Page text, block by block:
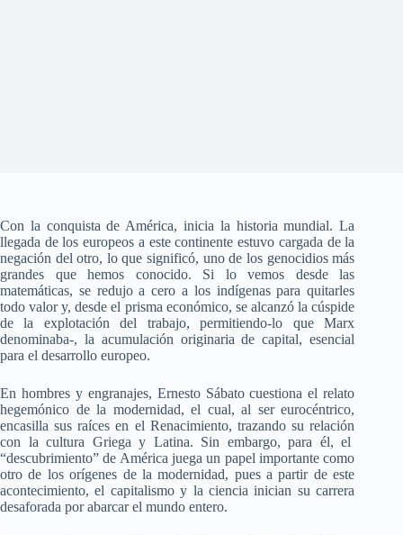
Con la conquista de América, inicia la historia mundial. La
llegada de los europeos a este continente estuvo cargada de la
negación del otro, lo que significó, uno de los genocidios más
grandes que hemos conocido. Si lo vemos desde las
matemáticas, se redujo a cero a los indígenas para quitarles
todo valor y, desde el prisma económico, se alcanzó la cúspide
de la explotación del trabajo, permitiendo-lo que Marx
denominaba-, la acumulación originaria de capital, esencial
para el desarrollo europeo.
En hombres y engranajes, Ernesto Sábato cuestiona el relato
hegemónico de la modernidad, el cual, al ser eurocéntrico,
encasilla sus raíces en el Renacimiento, trazando su relación
con la cultura Griega y Latina. Sin embargo, para él, el
“descubrimiento” de América juega un papel importante como
otro de los orígenes de la modernidad, pues a partir de este
acontecimiento, el capitalismo y la ciencia inician su carrera
desaforada por abarcar el mundo entero.